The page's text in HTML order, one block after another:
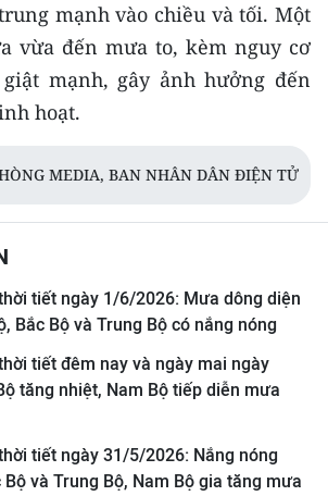
núi phía Bắc
Hồng
Cửu Long
mạnh vào chiều và tối. Một
vừa đến mưa to, kèm nguy cơ
mạnh, gây ảnh hưởng đến
hoạt.
MEDIA, BAN NHÂN DÂN ĐIỆN TỬ
tiết ngày 1/6/2026: Mưa dông diện
Bắc Bộ và Trung Bộ có nắng nóng
tiết đêm nay và ngày mai ngày
tăng nhiệt, Nam Bộ tiếp diễn mưa
tiết ngày 31/5/2026: Nắng nóng
và Trung Bộ, Nam Bộ gia tăng mưa